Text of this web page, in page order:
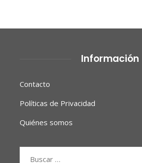
Información
Contacto
Políticas de Privacidad
Quiénes somos